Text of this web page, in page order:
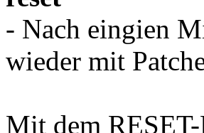
- Nach eingien
wieder mit
Mit dem